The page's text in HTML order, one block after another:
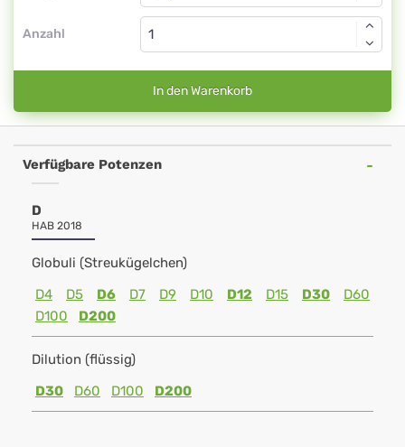
Anzahl
In den Warenkorb
Verfügbare Potenzen
D
HAB 2018
Globuli (Streukügelchen)
D4
D5 D6 D7 D9 D10 D12 D15 D30
D60
D100
D200
Dilution (flüssig)
D30
D60 D100 D200